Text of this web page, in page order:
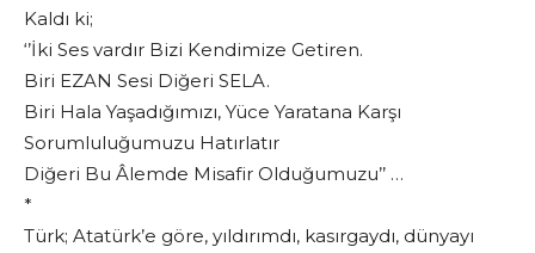
Kaldı ki;
‘’İki Ses vardır Bizi Kendimize Getiren.
Biri EZAN Sesi Diğeri SELA.
Biri Hala Yaşadığımızı, Yüce Yaratana Karşı
Sorumluluğumuzu Hatırlatır
Diğeri Bu Âlemde Misafir Olduğumuzu’’ …
*
Türk; Atatürk’e göre, yıldırımdı, kasırgaydı, dünyayı